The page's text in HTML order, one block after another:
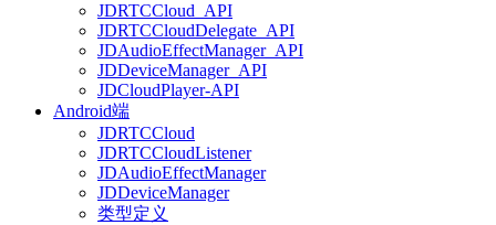
JDRTCCloud_API
JDRTCCloudDelegate_API
JDAudioEffectManager_API
JDDeviceManager_API
JDCloudPlayer-API
Android端
JDRTCCloud
JDRTCCloudListener
JDAudioEffectManager
JDDeviceManager
类型定义